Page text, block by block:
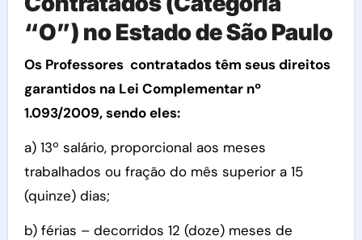
“O”) no Estado de São Paulo
Os Professores contratados têm seus direitos
garantidos na Lei Complementar nº
1.093/2009, sendo eles:
a) 13º salário, proporcional aos meses
trabalhados ou fração do mês superior a 15
(quinze) dias;
b) férias – decorridos 12 (doze) meses de